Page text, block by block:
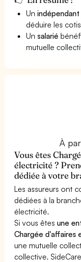
Unindépendant
déduire les
Unsalarié
mutuelle
À
Vous êtes
électricité ?
dédiée à votre
Les assureurs ont
dédiées à la
électricité.
Si vous êtesune
Chargée d'affaires
une mutuelle
collective.